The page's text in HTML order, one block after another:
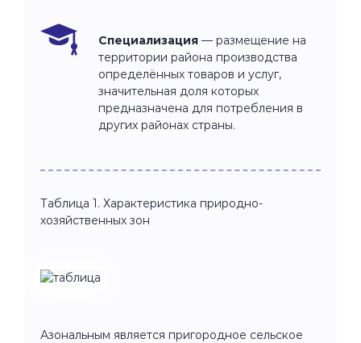
Специализация — размещение на
территории района производства
определённых товаров и услуг,
значительная доля которых
предназначена для потребления в
других районах страны.
Таблица 1. Характеристика природно-
хозяйственных зон
Азональным является пригородное сельское